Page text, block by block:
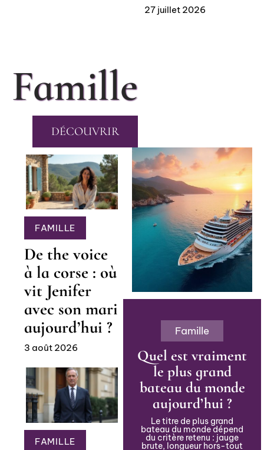
27 juillet 2026
Famille
DÉCOUVRIR
FAMILLE
De the voice
à la corse : où
vit Jenifer
avec son mari
aujourd’hui ?
3 août 2026
FAMILLE
Famille
Quel est vraiment
le plus grand
bateau du monde
aujourd’hui ?
Le titre de plus grand
bateau du monde dépend
du critère retenu : jauge
brute, longueur hors-tout